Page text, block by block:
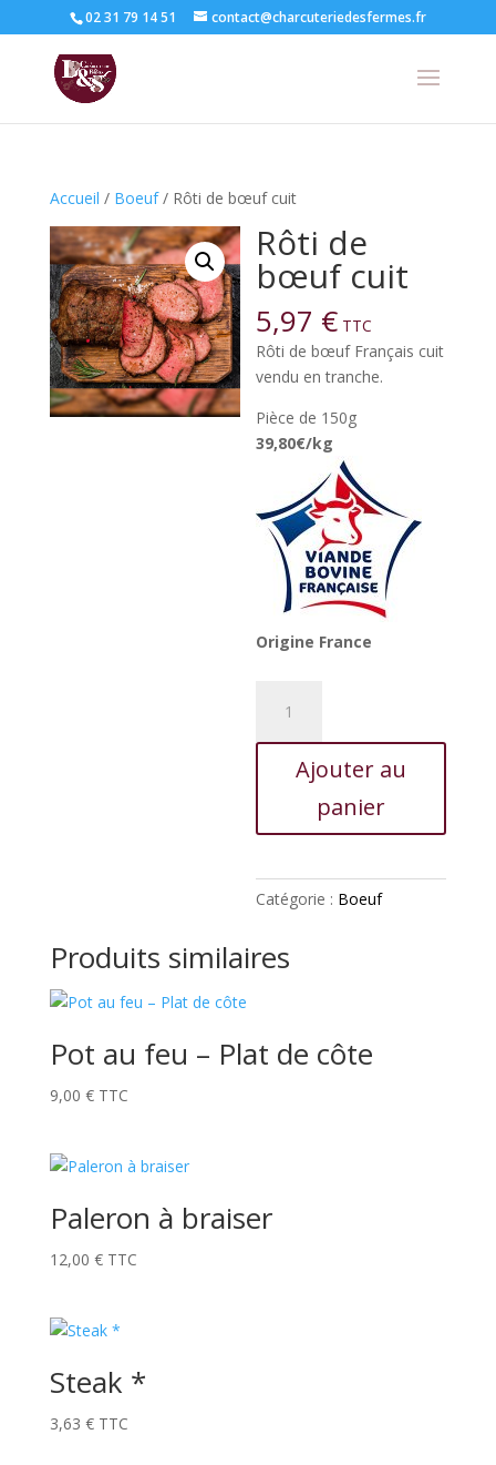
02 31 79 14 51 contact@charcuteriedesfermes.fr
Accueil / Boeuf/ Rôti de bœuf cuit
Rôti de
bœuf cuit
5,97 € TTC
Rôti de bœuf Français cuit
vendu en tranche.
Pièce de 150g
39,80€/kg
Origine France
Rôti
Ajouter au
panier
Catégorie : Boeuf
Produits similaires
Pot au feu – Plat de côte
9,00 € TTC
Paleron à braiser
12,00 € TTC
Steak *
3,63 € TTC